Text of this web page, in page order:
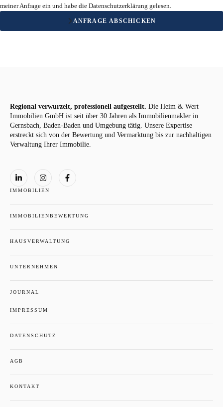
meiner Anfrage ein und habe die Datenschutzerklärung gelesen.
ANFRAGE ABSCHICKEN
Regional verwurzelt, professionell aufgestellt. Die Heim & Wert
Immobilien GmbH ist seit über 30 Jahren als Immobilienmakler in
Gernsbach, Baden-Baden und Umgebung tätig. Unsere Expertise
erstreckt sich von der Bewertung und Vermarktung bis zur nachhaltigen
Verwaltung Ihrer Immobilie.
IMMOBILIEN
IMMOBILIENBEWERTUNG
HAUSVERWALTUNG
UNTERNEHMEN
JOURNAL
IMPRESSUM
DATENSCHUTZ
AGB
KONTAKT